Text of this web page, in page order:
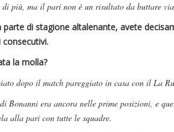
di più, ma il pari non è un risultato da buttare
parte di stagione altalenante, avete
la molla?
dopo il match pareggiato in casa con il La
Bonanni era ancora nelle prime posizioni, e
alla pari con tutte le squadre.